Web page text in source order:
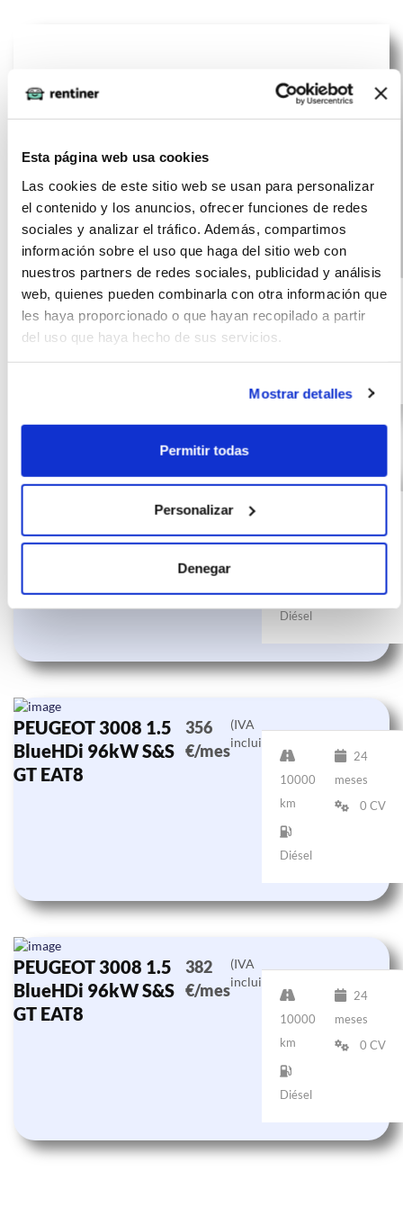
Esta página web usa cookies
Las cookies de este sitio web se usan para personalizar
el contenido y los anuncios, ofrecer funciones de redes
sociales y analizar el tráfico. Además, compartimos
información sobre el uso que haga del sitio web con
nuestros partners de redes sociales, publicidad y análisis
web, quienes pueden combinarla con otra información que
les haya proporcionado o que hayan recopilado a partir
del uso que haya hecho de sus servicios.
Mostrar detalles
Permitir todas
Personalizar
Denegar
Peugeot 3008
Allure HYBRID
145 e-DCS6
449
€/mes
(IVA
incluido)
15000
12
meses
PEUGEOT 3008 1.5
BlueHDi 96kW S&S
GT EAT8
395
€/mes
(IVA
incluido)
10000
meses
Diésel
PEUGEOT 3008 1.5
BlueHDi 96kW S&S
GT EAT8
356
€/mes
(IVA
incluido)
10000
km
24
meses
0 CV
Diésel
PEUGEOT 3008 1.5
BlueHDi 96kW S&S
GT EAT8
382
€/mes
(IVA
incluido)
10000
km
24
meses
0 CV
Diésel